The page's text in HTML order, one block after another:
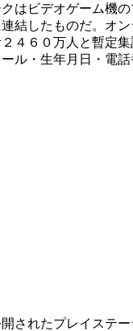
はビデオゲーム機
結したものだ。オ
４６０万人と暫定
ル・生年月日・電
されたプレイステ